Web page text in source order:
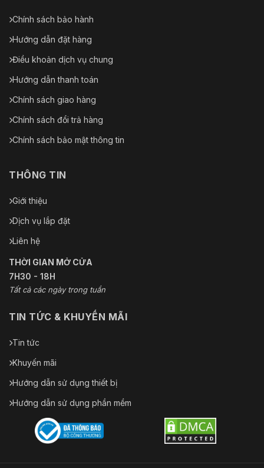
Chính sách bảo hành
Hướng dẫn đặt hàng
Điều khoản dịch vụ chung
Hướng dẫn thanh toán
Chính sách giao hàng
Chính sách đổi trả hàng
Chính sách bảo mật thông tin
THÔNG TIN
Giới thiệu
Dịch vụ lắp đặt
Liên hệ
THỜI GIAN MỞ CỬA
7H30 - 18H
Tất cả các ngày trong tuần
TIN TỨC & KHUYẾN MÃI
Tin tức
Khuyến mãi
Hướng dẫn sử dụng thiết bị
Hướng dẫn sử dụng phần mềm